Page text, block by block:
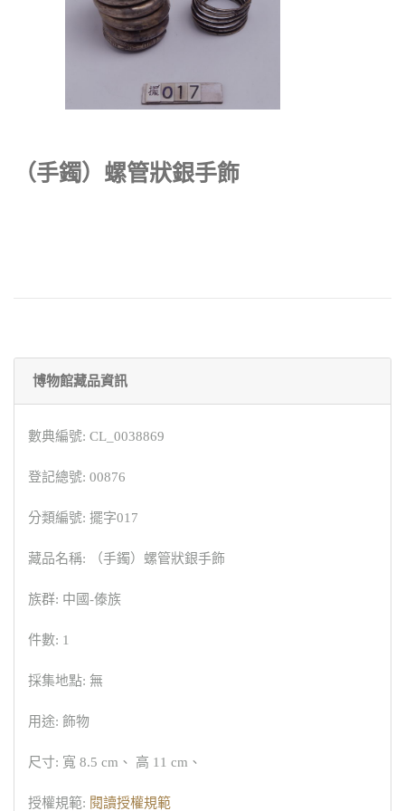
（手鐲）螺管狀銀手飾
博物館藏品資訊
數典編號: CL_0038869
登記總號: 00876
分類編號: 擺字017
藏品名稱: （手鐲）螺管狀銀手飾
族群: 中國-傣族
件數: 1
採集地點: 無
用途: 飾物
尺寸: 寬 8.5 cm、 高 11 cm、
授權規範: 閱讀授權規範